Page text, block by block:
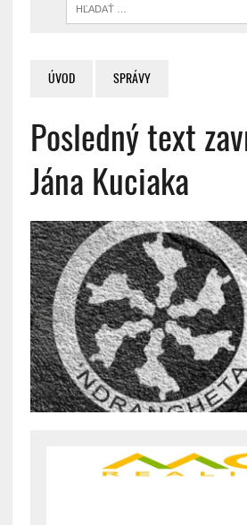
ÚVOD SPRÁVY
Posledný text
Jána Kuciaka